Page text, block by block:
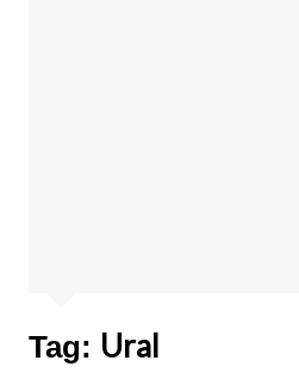
Tag: Ural